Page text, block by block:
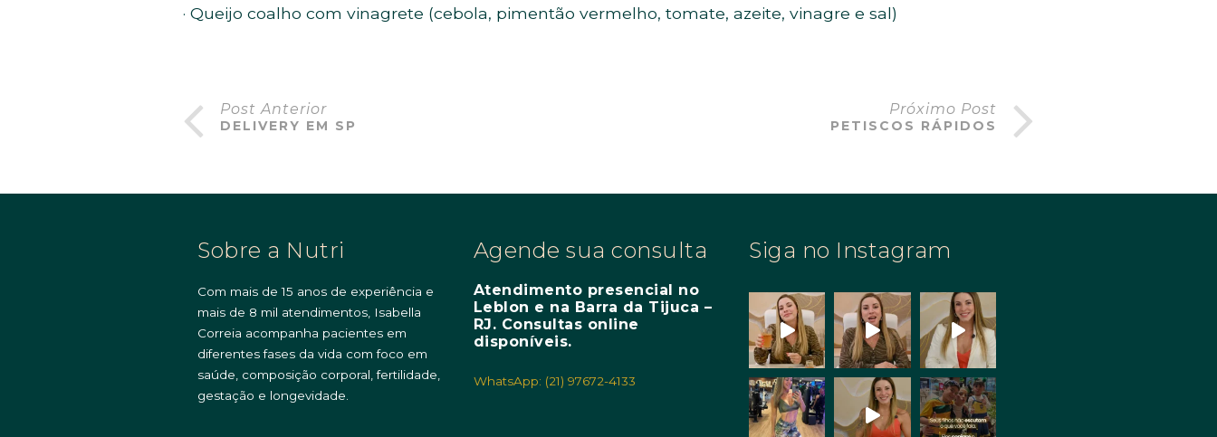
· Queijo coalho com vinagrete (cebola, pimentão vermelho, tomate, azeite, vinagre e sal)
Post Anterior
DELIVERY EM SP
Próximo Post
PETISCOS RÁPIDOS
Sobre a Nutri
Com mais de 15 anos de experiência e
mais de 8 mil atendimentos, Isabella
Correia acompanha pacientes em
diferentes fases da vida com foco em
saúde, composição corporal, fertilidade,
gestação e longevidade.
Agende sua consulta
Atendimento presencial no
Leblon e na Barra da Tijuca –
RJ. Consultas online
disponíveis.
WhatsApp: (21) 97672-4133
Siga no Instagram